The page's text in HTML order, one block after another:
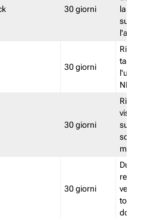
30 giorni
la
30 giorni
NL
30 giorni
visto
30 giorni
torna
dopo